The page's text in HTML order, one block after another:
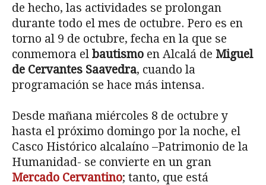
de hecho, las actividades se prolongan
durante todo el mes de octubre. Pero es en
torno al 9 de octubre, fecha en la que se
conmemora el bautismo en Alcalá de Miguel
de Cervantes Saavedra, cuando la
programación se hace más intensa.
Desde mañana miércoles 8 de octubre y
hasta el próximo domingo por la noche, el
Casco Histórico alcalaíno –Patrimonio de la
Humanidad- se convierte en un gran
Mercado Cervantino; tanto, que está